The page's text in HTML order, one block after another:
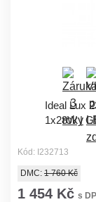
Ideal Lux
1x28W |
Kód: I232713
DMC: 1 760 Kč
1 454 Kč s